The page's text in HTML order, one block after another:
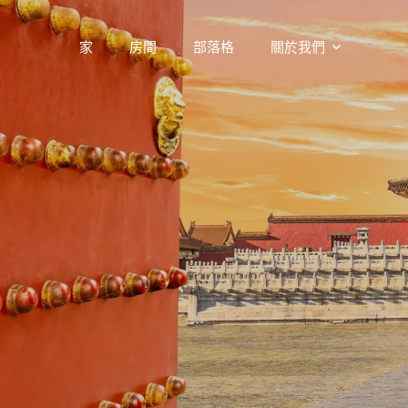
家 房間 部落格 關於我們